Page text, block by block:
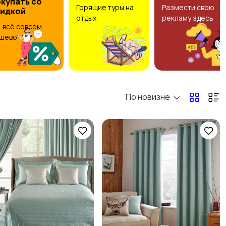
всё совсем
Горящие туры на
отдых
Размести свою
рекламу здесь
По новизне